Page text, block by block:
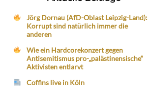
Jörg Dornau (AfD-Oblast Leipzig-Land):
Korrupt sind natürlich immer die
anderen
Wie ein Hardcorekonzert gegen
Antisemitismus pro-„palästinensische“
Aktivisten entlarvt
Coffins live in Köln